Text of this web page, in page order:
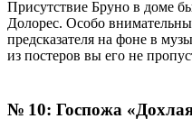
Присутствие Бруно в доме
Долорес. Особо
предсказателя на фоне в
из постеров вы его не
№ 10: Госпожа